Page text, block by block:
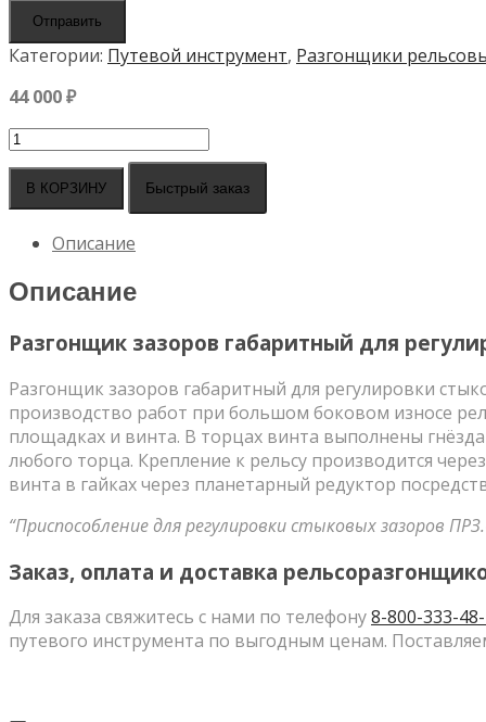
Отправить
Категории: Путевой инструмент, Разгонщики
44 000₽
Количество
Разгонщик
зазоров
габаритный
регулировки
стыковых
(РЗГ
В КОРЗИНУ Быстрый заказ
Описание
Описание
Разгонщик зазоров габаритный для
Разгонщик зазоров габаритный для регулировки
производство работ при большом боковом износе
площадках и винта. В торцах винта выполнены
любого торца. Крепление к рельсу производится
винта в гайках через планетарный редуктор
“Приспособление для регулировки стыковых зазоров
Заказ, оплата и доставка
Для заказа свяжитесь с нами по телефону8-800-333-
путевого инструмента по выгодным ценам.